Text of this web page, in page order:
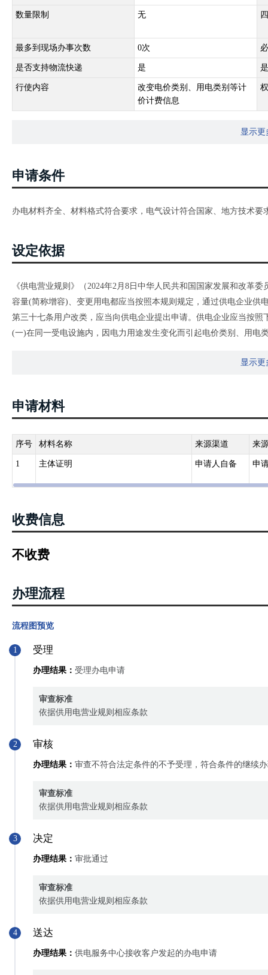
数量限制 无
最多到现场办事次数 0次
是否支持物流快递 是
行使内容
改变电价类别、用电类别等计
价计费信息
显示更
申请条件
办电材料齐全、材料格式符合要求，电气设计符合国家、地方技术要
设定依据
《供电营业规则》（2024年2月8日中华人民共和国国家发展和改革
容量(简称增容)、变更用电都应当按照本规则规定，通过供电企业供
第三十七条用户改类，应当向供电企业提出申请。供电企业应当按照
(一)在同一受电设施内，因电力用途发生变化而引起电价类别、用电
(三)擅自改变用电类别的，按照本规则第一百零一条第一项处理。显示更
申请材料
序号 材料名称 来源渠道 来
1 主体证明 申请人自备 申
收费信息
不收费
办理流程
流程图预览
1 受理
办理结果： 受理办电申请
审查标准
依据供用电营业规则相应条款
2 审核
办理结果： 审查不符合法定条件的不予受理，符合条件的继续
审查标准
依据供用电营业规则相应条款
3 决定
办理结果： 审批通过
审查标准
依据供用电营业规则相应条款
4 送达
办理结果： 供电服务中心接收客户发起的办电申请